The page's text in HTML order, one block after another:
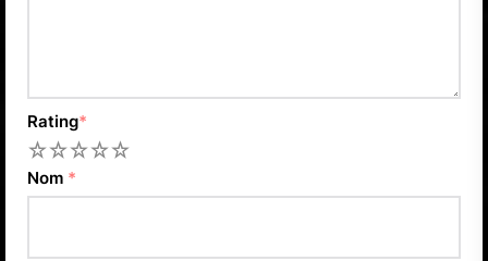
Rating*
5
4
3
2
Nom *